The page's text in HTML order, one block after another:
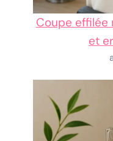
Coupe effilée
et